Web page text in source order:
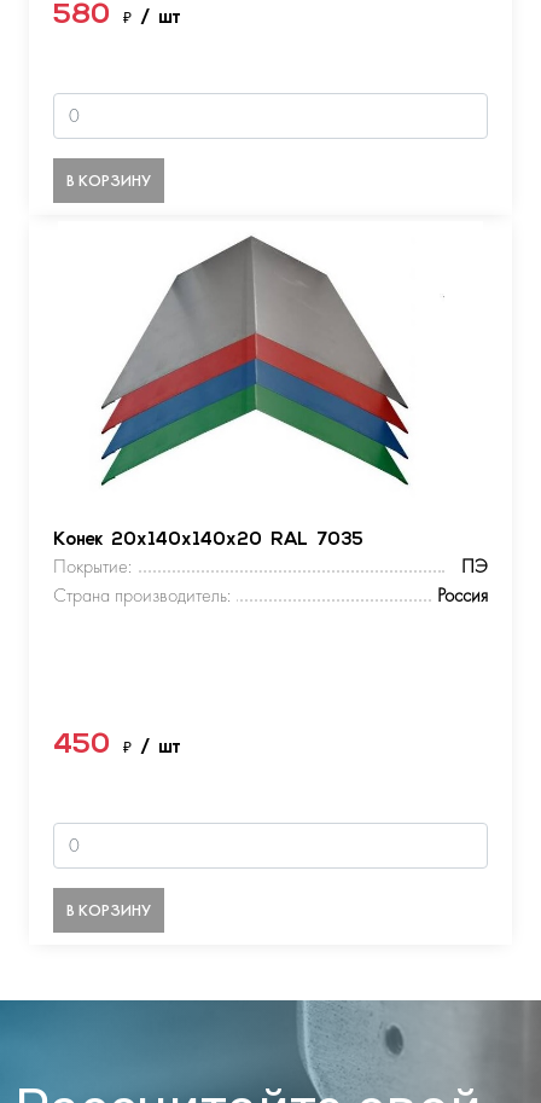
580 ₽ / шт
В КОРЗИНУ
Конек 20х140х140х20 RAL 7035
Покрытие:
ПЭ
Страна производитель:
Россия
450 ₽ / шт
В КОРЗИНУ